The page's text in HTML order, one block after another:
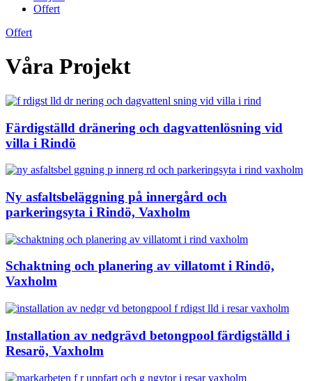
Offert
Offert
Våra Projekt
Färdigställd dränering och dagvattenlösning vid
villa i Rindö
Ny asfaltsbeläggning på innergård och
parkeringsyta i Rindö, Vaxholm
Schaktning och planering av villatomt i Rindö,
Vaxholm
Installation av nedgrävd betongpool färdigställd i
Resarö, Vaxholm